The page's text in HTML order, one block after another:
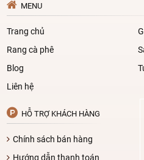
MENU
Trang chủ
Rang cà phê
Blog
Liên hệ
HỖ TRỢ KHÁCH HÀNG
Chính sách bán hàng
Hướng dẫn thanh toán